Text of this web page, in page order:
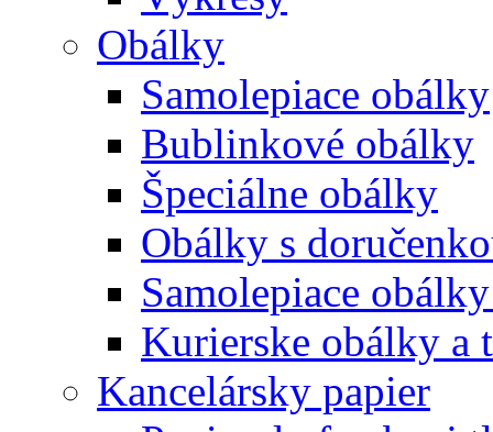
Obálky
Samolepiace obálky
Bublinkové obálky
Špeciálne obálky
Obálky s
Samolepiace
Kurierske obálky a
Kancelársky papier